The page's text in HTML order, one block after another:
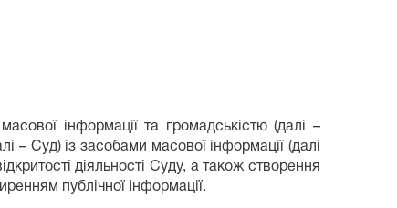
інформації та громадськістю (далі –
– Суд) із засобами масової інформації (далі
діяльності Суду, а також створення
публічної інформації.